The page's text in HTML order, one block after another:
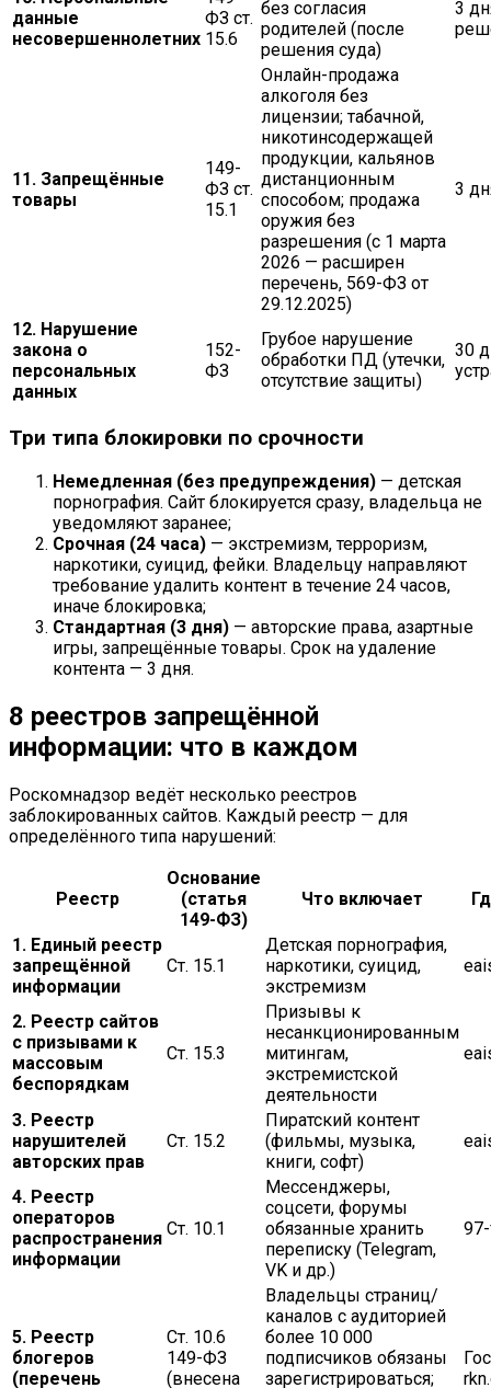
данные
несовершеннолетних
ФЗ ст.
15.6
без согласия
родителей (после
решения суда)
3
11. Запрещённые
товары
149-
ФЗ ст.
15.1
Онлайн-продажа
алкоголя без
лицензии; табачной,
никотинсодержащей
продукции, кальянов
дистанционным
способом; продажа
оружия без
разрешения (с 1 марта
2026 — расширен
перечень, 569-ФЗ от
29.12.2025)
3
12. Нарушение
закона о
персональных
данных
152-
ФЗ
Грубое нарушение
обработки ПД (утечки,
отсутствие защиты)
30
Три типа блокировки по срочности
Немедленная (без предупреждения) — детская
порнография. Сайт блокируется сразу, владельца не
уведомляют заранее;
Срочная (24 часа) — экстремизм, терроризм,
наркотики, суицид, фейки. Владельцу направляют
требование удалить контент в течение 24 часов,
иначе блокировка;
Стандартная (3 дня) — авторские права, азартные
игры, запрещённые товары. Срок на удаление
контента — 3 дня.
8 реестров запрещённой
информации: что в каждом
Роскомнадзор ведёт несколько реестров
заблокированных сайтов. Каждый реестр — для
определённого типа нарушений:
Реестр
Основание
(статья
149-ФЗ)
Что включает
1. Единый реестр
запрещённой
информации
Ст. 15.1
Детская порнография,
наркотики, суицид,
экстремизм
2. Реестр сайтов
с призывами к
массовым
беспорядкам
Ст. 15.3
Призывы к
несанкционированным
митингам,
экстремистской
деятельности
3. Реестр
нарушителей
авторских прав
Ст. 15.2
Пиратский контент
(фильмы, музыка,
книги, софт)
4. Реестр
операторов
распространения
информации
Ст. 10.1
Мессенджеры,
соцсети, форумы
обязанные хранить
переписку (Telegram,
VK и др.)
5. Реестр
блогеров
(перечень
Ст. 10.6
149-ФЗ
(внесена
Владельцы страниц/
каналов с аудиторией
более 10 000
подписчиков обязаны
зарегистрироваться;